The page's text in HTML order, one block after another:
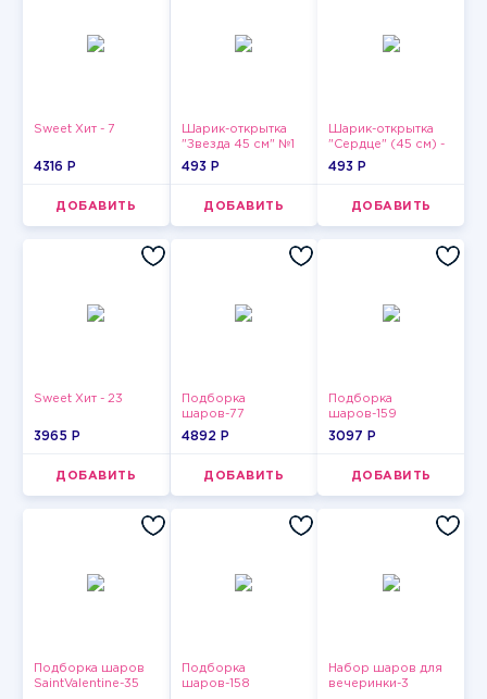
Sweet Хит - 7
4316 P
ДОБАВИТЬ
Шарик-открытка
"Звезда 45 см" №1
493 P
ДОБАВИТЬ
Шарик-открытка
"Сердце" (45 см) -
2
493 P
ДОБАВИТЬ
Sweet Хит - 23
3965 P
ДОБАВИТЬ
Подборка
шаров-77
4892 P
ДОБАВИТЬ
Подборка
шаров-159
3097 P
ДОБАВИТЬ
Подборка шаров
SaintValentine-35
Подборка
шаров-158
Набор шаров для
вечеринки-3